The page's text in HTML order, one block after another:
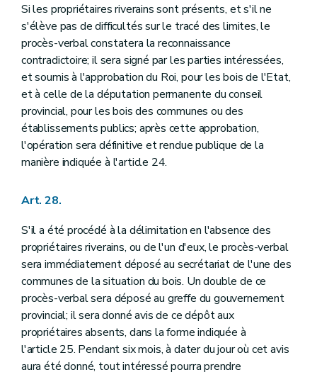
Si les propriétaires riverains sont présents, et s'il ne
s'élève pas de difficultés sur le tracé des limites, le
procès-verbal constatera la reconnaissance
contradictoire; il sera signé par les parties intéressées,
et soumis à l'approbation du Roi, pour les bois de l'Etat,
et à celle de la députation permanente du conseil
provincial, pour les bois des communes ou des
établissements publics; après cette approbation,
l'opération sera définitive et rendue publique de la
manière indiquée à l'article 24.
Art. 28.
S'il a été procédé à la délimitation en l'absence des
propriétaires riverains, ou de l'un d'eux, le procès-verbal
sera immédiatement déposé au secrétariat de l'une des
communes de la situation du bois. Un double de ce
procès-verbal sera déposé au greffe du gouvernement
provincial; il sera donné avis de ce dépôt aux
propriétaires absents, dans la forme indiquée à
l'article 25. Pendant six mois, à dater du jour où cet avis
aura été donné, tout intéressé pourra prendre